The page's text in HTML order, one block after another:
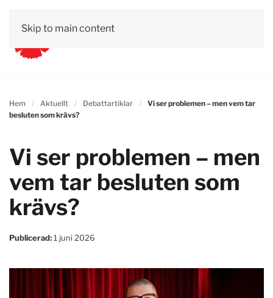
Skip to main content
Hem Aktuellt Debattartiklar
Vi ser problemen – men vem tar
besluten som krävs?
Vi ser problemen – men
vem tar besluten som
krävs?
Publicerad:1 juni 2026